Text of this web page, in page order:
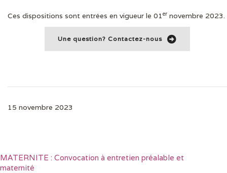
Ces dispositions sont entrées en vigueur le 01er novembre 2023.
Une question? Contactez-nous
15 novembre 2023
MATERNITE : Convocation à entretien préalable et
maternité